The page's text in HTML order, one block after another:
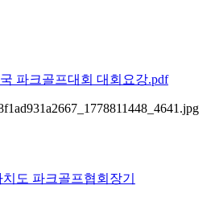
파크골프대회 대회요강.pdf
도 파크골프협회장기